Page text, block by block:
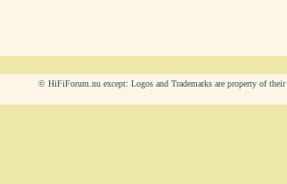
© HiFiForum.nu except: Logos and Trademarks are property of